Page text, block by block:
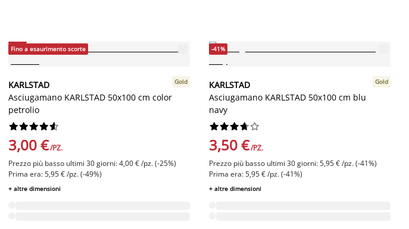
Fino a esaurimento scorte
KARLSTAD
Asciugamano KARLSTAD 50x100 cm color
petrolio
Gold






3,00 €/PZ.
Prezzo più basso ultimi 30 giorni: 4,00 € /pz. (-25%)
Prima era: 5,95 € /pz. (-49%)
+ altre dimensioni
-41%
KARLSTAD
Asciugamano KARLSTAD 50x100 cm blu
navy
Gold






3,50 €/PZ.
Prezzo più basso ultimi 30 giorni: 5,95 € /pz. (-41%)
Prima era: 5,95 € /pz. (-41%)
+ altre dimensioni